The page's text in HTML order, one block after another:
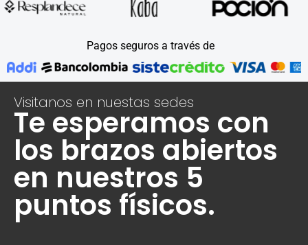
Pagos seguros a través de
Visitanos en nuestas sedes
Te esperamos con
los brazos abiertos
en nuestros 5
puntos físicos.